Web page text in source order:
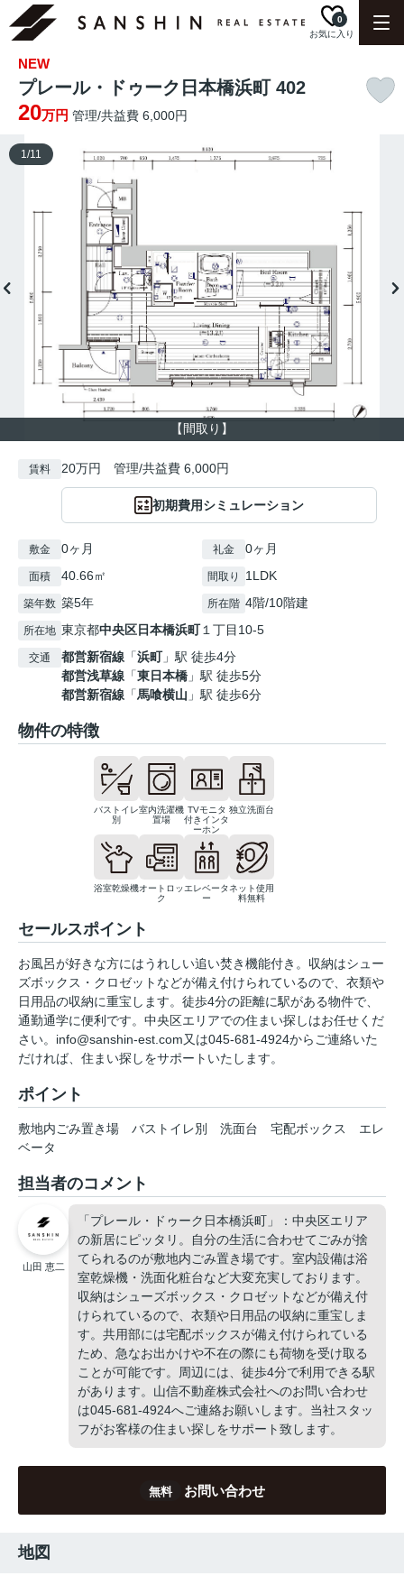
お気に入り
0
NEW
プレール・ドゥーク日本橋浜町 402
20万円 管理/共益費 6,000円
【間取り】
1/11
賃料 20万円 管理/共益費 6,000円
初期費用シミュレーション
敷金 0ヶ月 礼金 0ヶ月
面積 40.66㎡ 間取り 1LDK
築年数 築5年 所在階 4階/10階建
所在地 東京都中央区日本橋浜町１丁目10-5
交通 都営新宿線 「浜町」駅 徒歩4分
都営浅草線 「東日本橋 」駅 徒歩5分
都営新宿線 「馬喰横山 」駅 徒歩6分
物件の特徴
バストイレ
別
室内洗濯機
置場
TVモニタ
付きインタ
ーホン
独立洗面台
浴室乾燥機オートロッ
ク
エレベータ
ー
ネット使用
料無料
セールスポイント
お風呂が好きな方にはうれしい追い焚き機能付き。収納はシュー
ズボックス・クロゼットなどが備え付けられているので、衣類や
日用品の収納に重宝します。徒歩4分の距離に駅がある物件で、
通勤通学に便利です。中央区エリアでの住まい探しはお任せくだ
さい。info@sanshin-est.com又は045-681-4924からご連絡いた
だければ、住まい探しをサポートいたします。
ポイント
敷地内ごみ置き場 バストイレ別 洗面台 宅配ボックス
エレ
ベータ
担当者のコメント
山田 恵二
「プレール・ドゥーク日本橋浜町」：中央区エリア
の新居にピッタリ。自分の生活に合わせてごみが捨
てられるのが敷地内ごみ置き場です。室内設備は浴
室乾燥機・洗面化粧台など大変充実しております。
収納はシューズボックス・クロゼットなどが備え付
けられているので、衣類や日用品の収納に重宝しま
す。共用部には宅配ボックスが備え付けられている
ため、急なお出かけや不在の際にも荷物を受け取る
ことが可能です。周辺には、徒歩4分で利用できる駅
があります。山信不動産株式会社へのお問い合わせ
は045-681-4924へご連絡お願いします。当社スタッ
フがお客様の住まい探しをサポート致します。
無料 お問い合わせ
地図